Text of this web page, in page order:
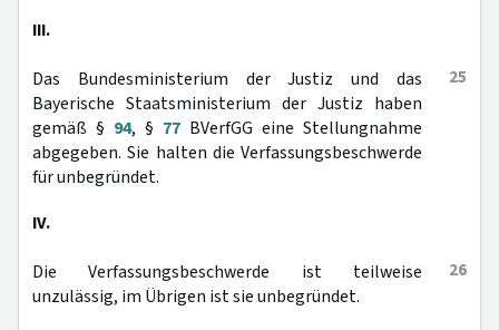
III.
25
Das Bundesministerium der Justiz und das
Bayerische Staatsministerium der Justiz haben
gemäß § 94, § 77 BVerfGG eine Stellungnahme
abgegeben. Sie halten die Verfassungsbeschwerde
für unbegründet.
IV.
26
Die Verfassungsbeschwerde ist teilweise
unzulässig, im Übrigen ist sie unbegründet.